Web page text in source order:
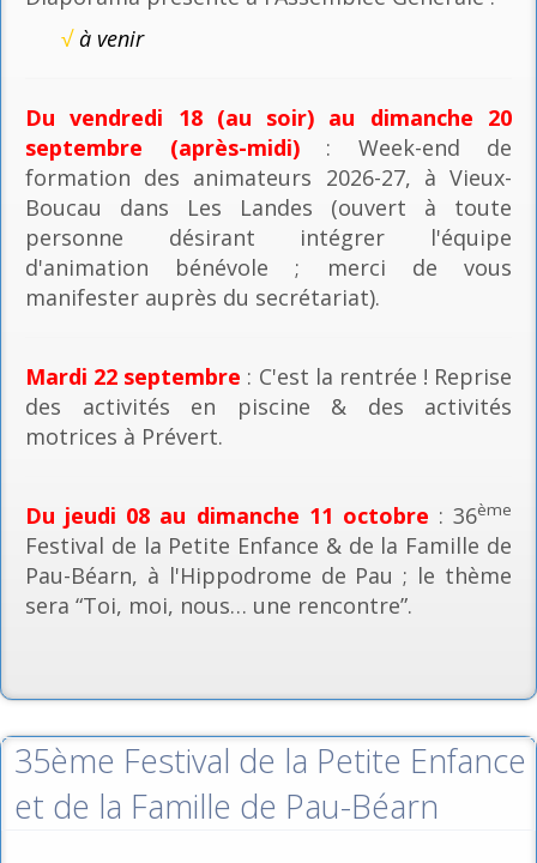
√à venir
Du vendredi 18 (au soir) au dimanche 20
septembre (après-midi): Week-end de
formation des animateurs 2026-27, à Vieux-
Boucau dans Les Landes (ouvert à toute
personne désirant intégrer l'équipe
d'animation bénévole ; merci de vous
manifester auprès du secrétariat).
Mardi 22 septembre : C'est la rentrée ! Reprise
des activités en piscine & des activités
motrices à Prévert.
Du jeudi 08 au dimanche 11 octobre : 36ème
Festival de la Petite Enfance & de la Famille de
Pau-Béarn, à l'Hippodrome de Pau ; le thème
sera “Toi, moi, nous… une rencontre”.
35ème Festival de la Petite Enfance
et de la Famille de Pau-Béarn